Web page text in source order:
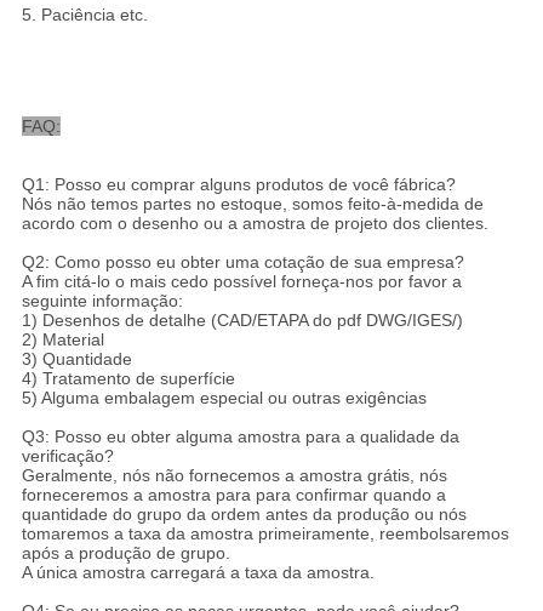
5. Paciência etc.
FAQ:
Q1: Posso eu comprar alguns produtos de você fábrica?
Nós não temos partes no estoque, somos feito-à-medida de
acordo com o desenho ou a amostra de projeto dos clientes.
Q2: Como posso eu obter uma cotação de sua empresa?
A fim citá-lo o mais cedo possível forneça-nos por favor a
seguinte informação:
1) Desenhos de detalhe (CAD/ETAPA do pdf DWG/IGES/)
2) Material
3) Quantidade
4) Tratamento de superfície
5) Alguma embalagem especial ou outras exigências
Q3: Posso eu obter alguma amostra para a qualidade da
verificação?
Geralmente, nós não fornecemos a amostra grátis, nós
forneceremos a amostra para para confirmar quando a
quantidade do grupo da ordem antes da produção ou nós
tomaremos a taxa da amostra primeiramente, reembolsaremos
após a produção de grupo.
A única amostra carregará a taxa da amostra.